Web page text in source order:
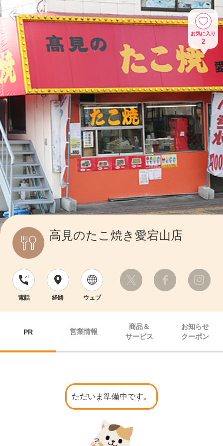
お気に入り
2
高見のたこ焼き愛宕山店
電話 経路 ウェブ
PR 営業情報
商品＆
サービス
お知らせ
クーポン
ただいま準備中です。